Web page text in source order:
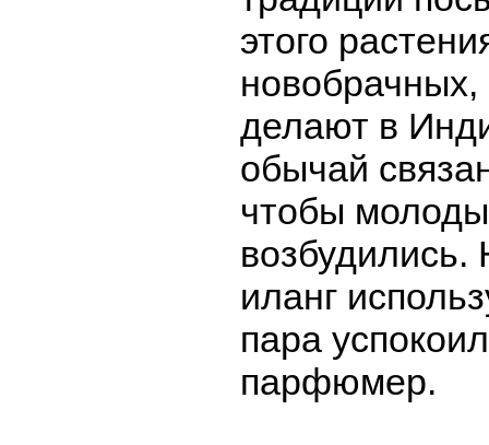
этого
новобрачных,
делают в
обычай
чтобы
возбудились.
иланг
пара
парфюмер.